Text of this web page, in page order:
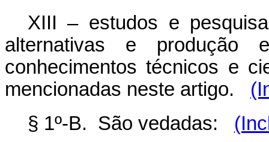
XIII – estudos e
alternativas e produção
conhecimentos técnicos e
mencionadas neste artigo.
§ 1º-B. São vedadas: